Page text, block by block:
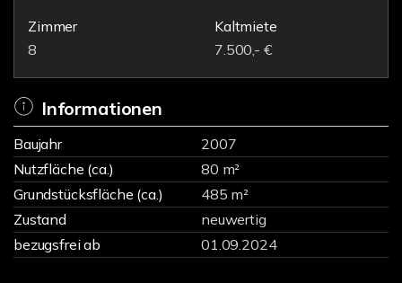
Zimmer
8
Kaltmiete
7.500,- €
Informationen
Baujahr
2007
Nutzfläche (ca.)
80 m²
Grundstücksfläche (ca.)
485 m²
Zustand
neuwertig
bezugsfrei ab
01.09.2024